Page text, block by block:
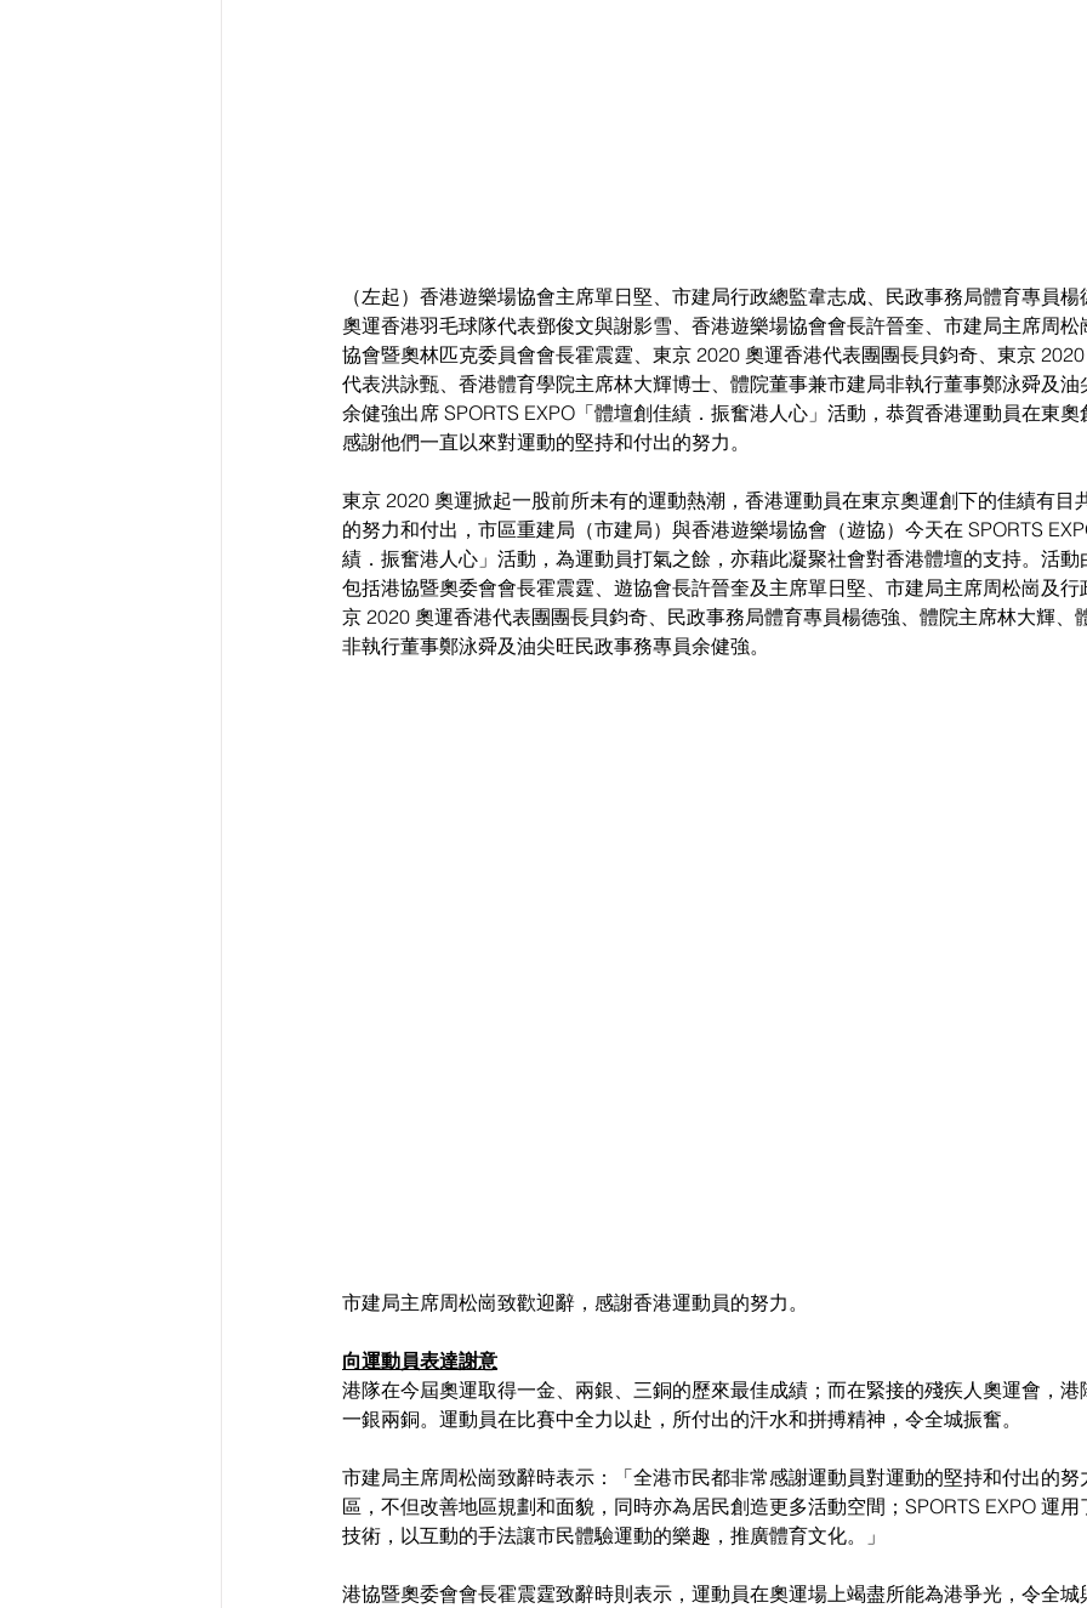
（左起）香港遊樂場協會主席單日堅、市建局行政總監韋志成、民政事務局體育專員
奧運香港羽毛球隊代表鄧俊文與謝影雪、香港遊樂場協會會長許晉奎、市建局主席周
協會暨奧林匹克委員會會長霍震霆、東京 2020 奧運香港代表團團長貝鈞奇、東京
代表洪詠甄、香港體育學院主席林大輝博士、體院董事兼市建局非執行董事鄭泳舜及
余健強出席 SPORTS EXPO「體壇創佳績．振奮港人心」活動，恭賀香港運動員在東
感謝他們一直以來對運動的堅持和付出的努力。
東京 2020 奧運掀起一股前所未有的運動熱潮，香港運動員在東京奧運創下的佳績有目
的努力和付出，市區重建局（市建局）與香港遊樂場協會（遊協）今天在 SPORTS
績．振奮港人心」活動，為運動員打氣之餘，亦藉此凝聚社會對香港體壇的支持。活
包括港協暨奧委會會長霍震霆、遊協會長許晉奎及主席單日堅、市建局主席周松崗及
京 2020 奧運香港代表團團長貝鈞奇、民政事務局體育專員楊德強、體院主席林大輝、
非執行董事鄭泳舜及油尖旺民政事務專員余健強。
市建局主席周松崗致歡迎辭，感謝香港運動員的努力。
向運動員表達謝意
港隊在今屆奧運取得一金、兩銀、三銅的歷來最佳成績；而在緊接的殘疾人奧運會，
一銀兩銅。運動員在比賽中全力以赴，所付出的汗水和拼搏精神，令全城振奮。
市建局主席周松崗致辭時表示：「全港市民都非常感謝運動員對運動的堅持和付出的
區，不但改善地區規劃和面貌，同時亦為居民創造更多活動空間；SPORTS EXPO 運
技術，以互動的手法讓市民體驗運動的樂趣，推廣體育文化。」
港協暨奧委會會長霍震霆致辭時則表示，運動員在奧運場上竭盡所能為港爭光，令全